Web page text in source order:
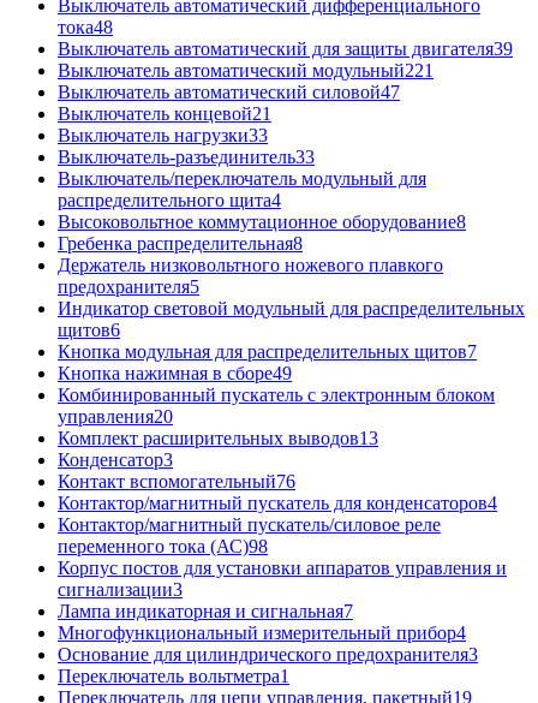
Выключатель автоматический дифференциального
тока48
Выключатель автоматический для защиты двигателя39
Выключатель автоматический модульный221
Выключатель автоматический силовой47
Выключатель концевой21
Выключатель нагрузки33
Выключатель-разъединитель33
Выключатель/переключатель модульный для
распределительного щита4
Высоковольтное коммутационное оборудование8
Гребенка распределительная8
Держатель низковольтного ножевого плавкого
предохранителя5
Индикатор световой модульный для распределительных
щитов6
Кнопка модульная для распределительных щитов7
Кнопка нажимная в сборе49
Комбинированный пускатель с электронным блоком
управления20
Комплект расширительных выводов13
Конденсатор3
Контакт вспомогательный76
Контактор/магнитный пускатель для конденсаторов4
Контактор/магнитный пускатель/силовое реле
переменного тока (АС)98
Корпус постов для установки аппаратов управления и
сигнализации3
Лампа индикаторная и сигнальная7
Многофункциональный измерительный прибор4
Основание для цилиндрического предохранителя3
Переключатель вольтметра1
Переключатель для цепи управления, пакетный19